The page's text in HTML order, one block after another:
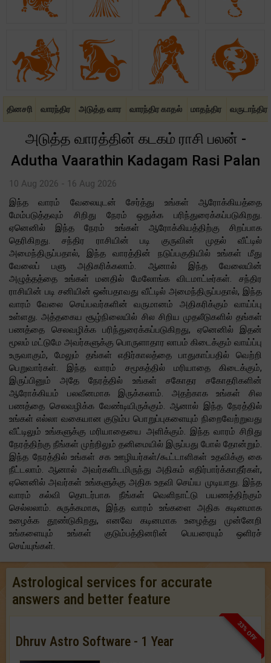
தினசரி வாரந்திர அடுத்த வார வாரந்திர காதல் மாதந்திர வருடாந்திர
அடுத்த வாரத்தின் கடகம் ராசி பலன் -
Adutha Vaarathin Kadagam Rasi Palan
10 Aug 2026 - 16 Aug 2026
இந்த வாரம் வேலையுடன் சேர்த்து உங்கள் ஆரோக்கியத்தை
மேம்படுத்தவும் சிறிது நேரம் ஒதுக்க பரிந்துரைக்கப்படுகிறது.
ஏனெனில் இந்த நேரம் உங்கள் ஆரோக்கியத்திற்கு சிறப்பாக
தெரிகிறது. சந்திர ராசியின் படி குருவின் முதல் வீட்டில்
அமைந்திருப்பதால், இந்த வாரத்தின் நடுப்பகுதியில் உங்கள் மீது
வேலைப் பளு அதிகரிக்கலாம். ஆனால் இந்த வேலையின்
அழுத்தத்தை உங்கள் மனதில் மேலோங்க விடமாட்டீர்கள். சந்திர
ராசியின் படி சனியின் ஒன்பதாவது வீட்டில் அமைந்திருப்பதால், இந்த
வாரம் வேலை செய்பவர்களின் வருமானம் அதிகரிக்கும் வாய்ப்பு
உள்ளது. அத்தகைய சூழ்நிலையில் சில சிறிய முதலீடுகளில் தங்கள்
பணத்தை செலவழிக்க பரிந்துரைக்கப்படுகிறது, ஏனெனில் இதன்
மூலம் மட்டுமே அவர்களுக்கு பொருளாதார லாபம் கிடைக்கும் வாய்ப்பு
உருவாகும், மேலும் தங்கள் எதிர்காலத்தை பாதுகாப்பதில் வெற்றி
பெறுவார்கள். இந்த வாரம் சமூகத்தில் மரியாதை கிடைக்கும்,
இருப்பினும் அதே நேரத்தில் உங்கள் சகோதர சகோதரிகளின்
ஆரோக்கியம் பலவீனமாக இருக்கலாம். அதற்காக உங்கள் சில
பணத்தை செலவழிக்க வேண்டியிருக்கும். ஆனால் இந்த நேரத்தில்
உங்கள் எல்லா வகையான குடும்ப பொறுப்புகளையும் நிறைவேற்றுவது
வீட்டிலும் உங்களுக்கு மரியாதையை அளிக்கும். இந்த வாரம் சிறிது
நேரத்திற்கு நீங்கள் முற்றிலும் தனிமையில் இருப்பது போல் தோன்றும்.
இந்த நேரத்தில் உங்கள் சக ஊழியர்கள்/கூட்டாளிகள் உதவிக்கு கை
நீட்டலாம். ஆனால் அவர்களிடமிருந்து அதிகம் எதிர்பார்க்காதீர்கள்,
ஏனெனில் அவர்கள் உங்களுக்கு அதிக உதவி செய்ய முடியாது. இந்த
வாரம் கல்வி தொடர்பாக நீங்கள் வெளிநாட்டு பயணத்திற்கும்
செல்லலாம். சுருக்கமாக, இந்த வாரம் உங்களை அதிக கடினமாக
உழைக்க தூண்டுகிறது, எனவே கடினமாக உழைத்து முன்னேறி
உங்களையும் உங்கள் குடும்பத்தினரின் பெயரையும் ஒளிரச்
செய்யுங்கள்.
Astrological services for accurate
answers and better feature
33% OFF
Dhruv Astro Software - 1 Year